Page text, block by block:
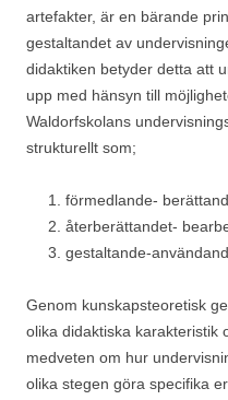
artefakter, är en bärande
gestaltandet av
didaktiken betyder detta att
upp med hänsyn till
Waldorfskolans
strukturellt som;
förmedlande-
återberättandet-
gestaltande-
Genom kunskapsteoretisk
olika didaktiska karakteristik
medveten om hur
olika stegen göra specifika